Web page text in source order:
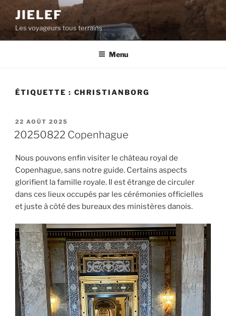
Aller
contenu
principal
JIELEF
Les voyageurs tous terrains
Menu
ÉTIQUETTE : CHRISTIANBORG
PUBLIÉ
LE
22 AOÛT 2025
20250822 Copenhague
Nous pouvons enfin visiter le château royal de
Copenhague, sans notre guide. Certains aspects
glorifient la famille royale. Il est étrange de circuler
dans ces lieux occupés par les cérémonies officielles
et juste à côté des bureaux des ministères danois.